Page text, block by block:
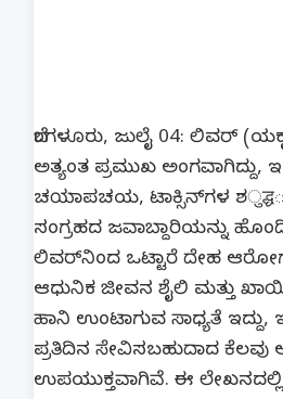
ಬೆಂಗಳೂರು, ಜುಲೈ 04: ಲಿವರ್
ಅತ್ಯಂತ ಪ್ರಮುಖ ಅಂಗವಾಗಿದ್ದು,
ಚಯಾಪಚಯ, ಟಾಕ್ಸಿನ್‌ಗಳ
ಸಂಗ್ರಹದ ಜವಾಬ್ದಾರಿಯನ್ನು
ಲಿವರ್‌ನಿಂದ ಒಟ್ಟಾರೆ ದೇಹ
ಆಧುನಿಕ ಜೀವನ ಶೈಲಿ ಮತ್ತು
ಹಾನಿ ಉಂಟಾಗುವ ಸಾಧ್ಯತೆ ಇದ್ದು,
ಪ್ರತಿದಿನ ಸೇವಿಸಬಹುದಾದ ಕೆಲವು
ಉಪಯುಕ್ತವಾಗಿವೆ. ಈ